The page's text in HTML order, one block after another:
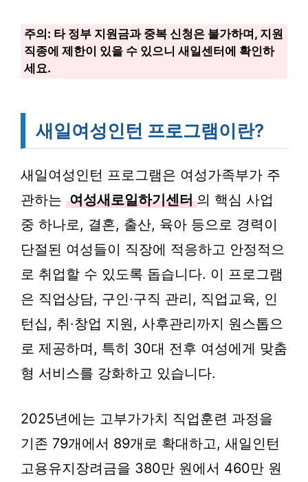
주의: 타 정부 지원금과 중복 신청은 불가하며, 지원
직종에 제한이 있을 수 있으니 새일센터에 확인하
세요.
새일여성인턴 프로그램이란?
새일여성인턴 프로그램은 여성가족부가 주
관하는 여성새로일하기센터 의 핵심 사업
중 하나로, 결혼, 출산, 육아 등으로 경력이
단절된 여성들이 직장에 적응하고 안정적으
로 취업할 수 있도록 돕습니다. 이 프로그램
은 직업상담, 구인·구직 관리, 직업교육, 인
턴십, 취·창업 지원, 사후관리까지 원스톱으
로 제공하며, 특히 30대 전후 여성에게 맞춤
형 서비스를 강화하고 있습니다.
2025년에는 고부가가치 직업훈련 과정을
기존 79개에서 89개로 확대하고, 새일인턴
고용유지장려금을 380만 원에서 460만 원